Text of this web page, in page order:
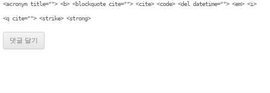
<acronym title=""> <b> <blockquote cite=""> <cite> <code> <del datetime=""> <em> <i>
<q cite=""> <strike> <strong>